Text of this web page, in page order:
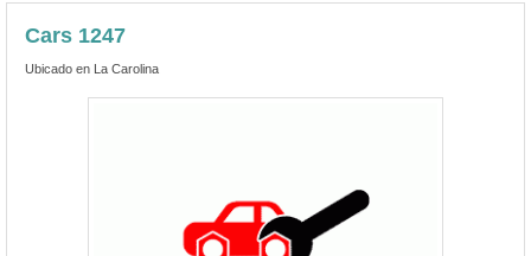
Cars 1247
Ubicado en La Carolina